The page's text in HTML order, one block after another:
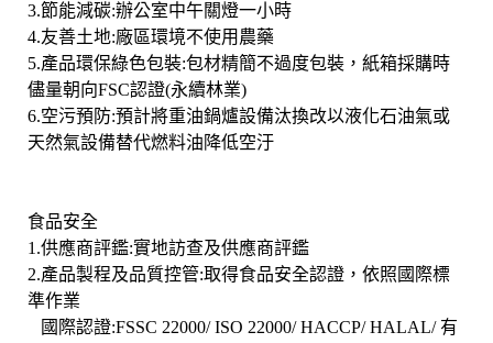
3.節能減碳:辦公室中午關燈一小時
4.友善土地:廠區環境不使用農藥
5.產品環保綠色包裝:包材精簡不過度包裝 ， 紙箱採購時
儘量朝向FSC認證(永續林業)
6.空污預防:預計將重油鍋爐設備汰換改以液化石油氣或
天然氣設備替代燃料油降低空汙
食品安全
1.供應商評鑑:實地訪查及供應商評鑑
2.產品製程及品質控管:取得食品安全認證 ， 依照國際標
準作業
國際認證:FSSC 22000/ ISO 22000/ HACCP/ HALAL/ 有